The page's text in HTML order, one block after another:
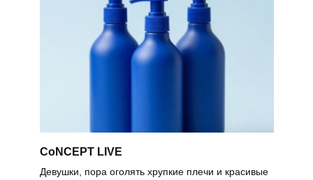
CoNCEPT LIVE
Девушки, пора оголять хрупкие плечи и красивые